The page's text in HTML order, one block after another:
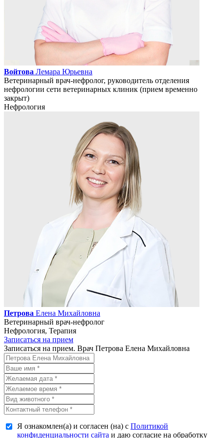
Войтова Лемара Юрьевна
Ветеринарный врач-нефролог, руководитель отделения
нефрологии сети ветеринарных клиник (прием временно
закрыт)
Нефрология
Петрова Елена Михайловна
Ветеринарный врач-нефролог
Нефрология, Терапия
Записаться на прием
Записаться на прием. Врач Петрова Елена Михайловна
Я ознакомлен(а) и согласен (на) с Политикой
конфиденциальности сайта и даю согласие на обработку